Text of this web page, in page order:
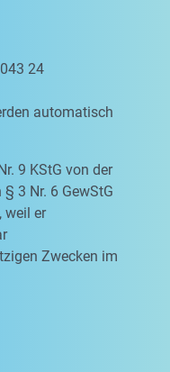
24
automatisch
9 KStG von der
3 Nr. 6 GewStG
weil er
Zwecken im